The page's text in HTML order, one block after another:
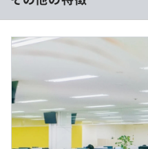
がら、納期または盛り込む
・プロダクトの開発言語
技術は、基本的に最新版
◆コード品質向上のための
・「リファクタリングは
をメンバー全員が共有し
年収550万〜1,000万円
■賃金形態：月給制／年俸
■賃金の決定方法：当社規
■月給：316,700円〜
・基本給：235,322円〜
・固定残業代：45時間分
支給）